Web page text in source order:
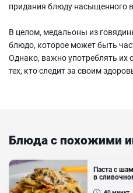
придания блюду насыщенного
В целом, медальоны из
блюдо, которое может быть
Однако, важно употреблять их
тех, кто следит за своим
Блюда с похожими
Паста с
в